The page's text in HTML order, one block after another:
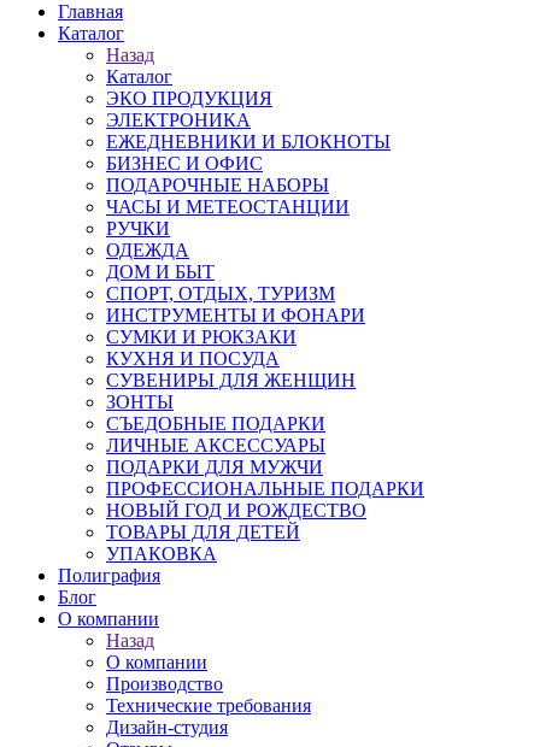
Главная
Каталог
Назад
Каталог
ЭКО ПРОДУКЦИЯ
ЭЛЕКТРОНИКА
ЕЖЕДНЕВНИКИ И БЛОКНОТЫ
БИЗНЕС И ОФИС
ПОДАРОЧНЫЕ НАБОРЫ
ЧАСЫ И МЕТЕОСТАНЦИИ
РУЧКИ
ОДЕЖДА
ДОМ И БЫТ
СПОРТ, ОТДЫХ, ТУРИЗМ
ИНСТРУМЕНТЫ И ФОНАРИ
СУМКИ И РЮКЗАКИ
КУХНЯ И ПОСУДА
СУВЕНИРЫ ДЛЯ ЖЕНЩИН
ЗОНТЫ
СЪЕДОБНЫЕ ПОДАРКИ
ЛИЧНЫЕ АКСЕССУАРЫ
ПОДАРКИ ДЛЯ МУЖЧИ
ПРОФЕССИОНАЛЬНЫЕ ПОДАРКИ
НОВЫЙ ГОД И РОЖДЕСТВО
ТОВАРЫ ДЛЯ ДЕТЕЙ
УПАКОВКА
Полиграфия
Блог
О компании
Назад
О компании
Производство
Технические требования
Дизайн-студия